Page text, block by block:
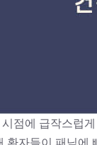
점에 급작스럽
환자들이 패닉